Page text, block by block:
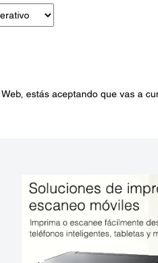
estás aceptando que vas a